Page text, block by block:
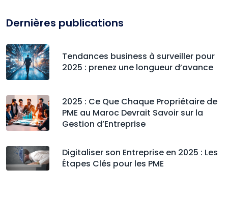
Dernières publications
Tendances business à surveiller pour
2025 : prenez une longueur d’avance
2025 : Ce Que Chaque Propriétaire de
PME au Maroc Devrait Savoir sur la
Gestion d’Entreprise
Digitaliser son Entreprise en 2025 : Les
Étapes Clés pour les PME